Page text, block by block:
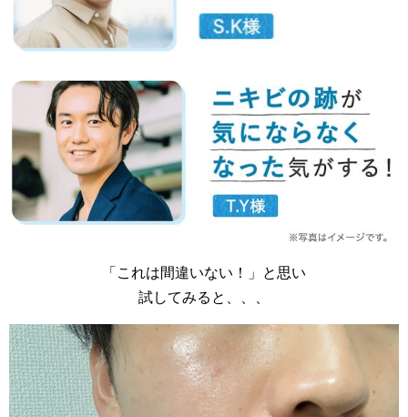
「これは間違いない！」と思い
試してみると、、、